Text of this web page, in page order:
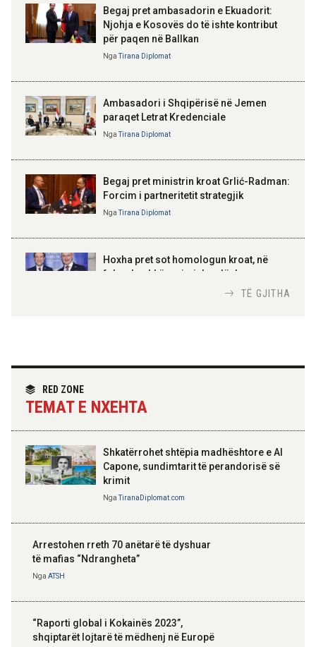
09:50 06-08-2026
Sejko: TIPS Clone do të ulë
mund të kursejë deri në 38
Kosovë!
100-vjetori i themelimit të
Urdhrit të Skënderbeut
Begaj pret ambasadorin e Ekuadorit:
Njohja e Kosovës do të ishte kontribut
për paqen në Ballkan
NgaTirana Diplomat
Ambasadori i Shqipërisë në Jemen
paraqet Letrat Kredenciale
NgaTirana Diplomat
Begaj pret ministrin kroat Grlić-Radman:
Forcim i partneritetit strategjik
NgaTirana Diplomat
Hoxha pret sot homologun kroat, në
fokus bashkëpunimi dypalësh
partneritetit strategjik
TË GJITHA
RED ZONE
TEMAT E NXEHTA
Shkatërrohet shtëpia madhështore e Al
Capone, sundimtarit të perandorisë së
krimit
NgaTiranaDiplomat.com
Arrestohen rreth 70 anëtarë të dyshuar
të mafias “Ndrangheta”
Nga ATSH
“Raporti global i Kokainës 2023”,
shqiptarët lojtarë të mëdhenj në Europë